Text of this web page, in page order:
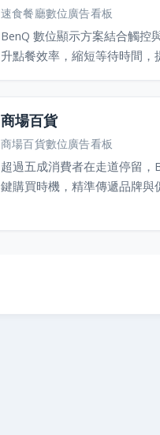
速食餐廳數位廣告看板
BenQ 數位顯示方案結合觸控
升點餐效率，縮短等待時間，
商場百貨
商場百貨數位廣告看板
超過五成消費者在走道停留
鍵購買時機，精準傳遞品牌與